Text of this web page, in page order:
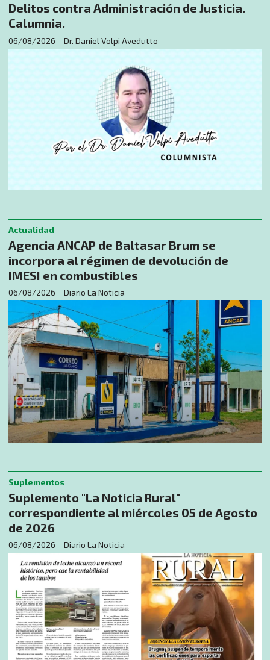
Delitos contra Administración de Justicia.
Calumnia.
Dr. Daniel Volpi Avedutto
06/08/2026
Agencia ANCAP de Baltasar Brum se
incorpora al régimen de devolución de
IMESI en combustibles
Diario La Noticia
Actualidad
06/08/2026
Suplemento "La Noticia Rural"
correspondiente al miércoles 05 de Agosto
de 2026
Diario La Noticia
Suplementos
06/08/2026